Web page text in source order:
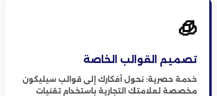
🧊
تصميم القوالب الخاصة
خدمة حصرية: نحول أفكارك إلى قوالب سيليكون
مخصصة لعلامتك التجارية باستخدام تقنيات